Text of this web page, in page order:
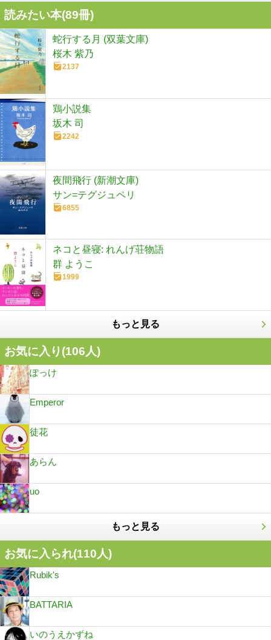
読みたい本(89冊)
蛇行する月 (双葉文庫)
桜木 紫乃
2137
鶏小説集
坂木 司
2242
夜間飛行 (新潮文庫)
サン=テグジュペリ
6855
ネコと昼寝: れんげ荘物語
群 ようこ
1999
もっと見る
お気に入り(106人)
ぽっけ
Emperor
徒花
あらん
uo
もっと見る
お気に入られ(110人)
Rubik's
BATTARIA
いのうえかずね